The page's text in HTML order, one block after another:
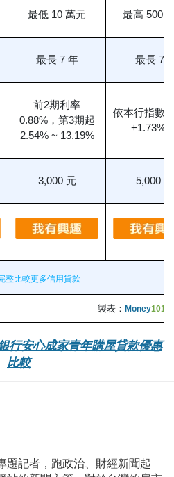
最低 10 萬元 最高 500
最長 7 年 最長 7年
前2期利率
0.88%，第3期起
2.54% ~ 13.19%
依本行指數
+1.73%
3,000 元 5,000 元
整比較更多信用貸款
製表： Money
行安心成家青年購屋貸款優惠
比較
題記者，跑政治、財經新聞起